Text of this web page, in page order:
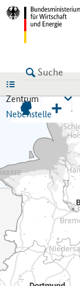
Zentrum
Nebenstelle+